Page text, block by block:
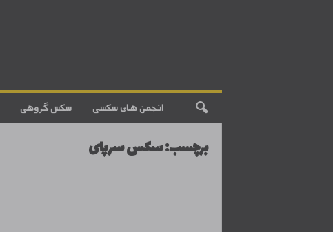
سکس گروهی انجمن های سکسی
برچسب: سکس سرپای